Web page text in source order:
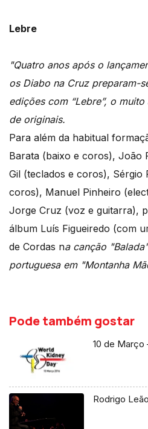
Lebre
"Quatro anos após o
os Diabo na Cruz preparam-
edições com “Lebre”, o
de originais.
Para além da habitual
Barata (baixo e coros), João
Gil (teclados e coros), Sérgio
coros), Manuel Pinheiro
Jorge Cruz (voz e guitarra),
álbum Luís Figueiredo (com
de Cordas na canção
portuguesa em "Montanha
Pode também gostar
10 de Março
Rodrigo